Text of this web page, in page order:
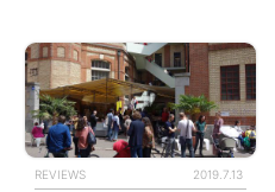
REVIEWS 2019.7.13